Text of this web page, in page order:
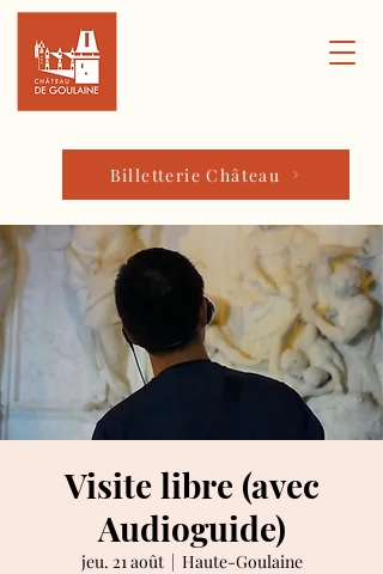
Billetterie Château
Visite libre (avec
Audioguide)
jeu. 21 août
  |
Haute-Goulaine